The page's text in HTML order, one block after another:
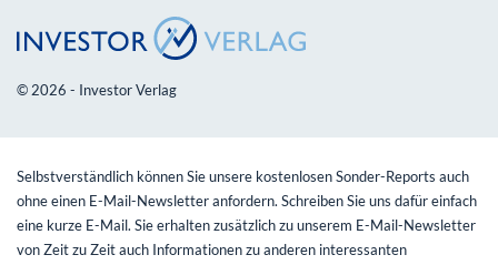
© 2026 - Investor Verlag
Selbstverständlich können Sie unsere kostenlosen Sonder-Reports auch
ohne einen E-Mail-Newsletter anfordern. Schreiben Sie uns dafür einfach
eine kurze E-Mail. Sie erhalten zusätzlich zu unserem E-Mail-Newsletter
von Zeit zu Zeit auch Informationen zu anderen interessanten